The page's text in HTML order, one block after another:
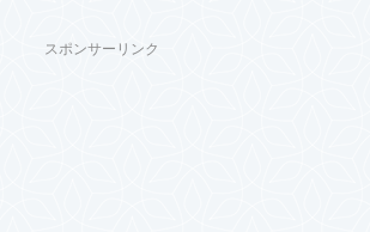
スポンサーリンク